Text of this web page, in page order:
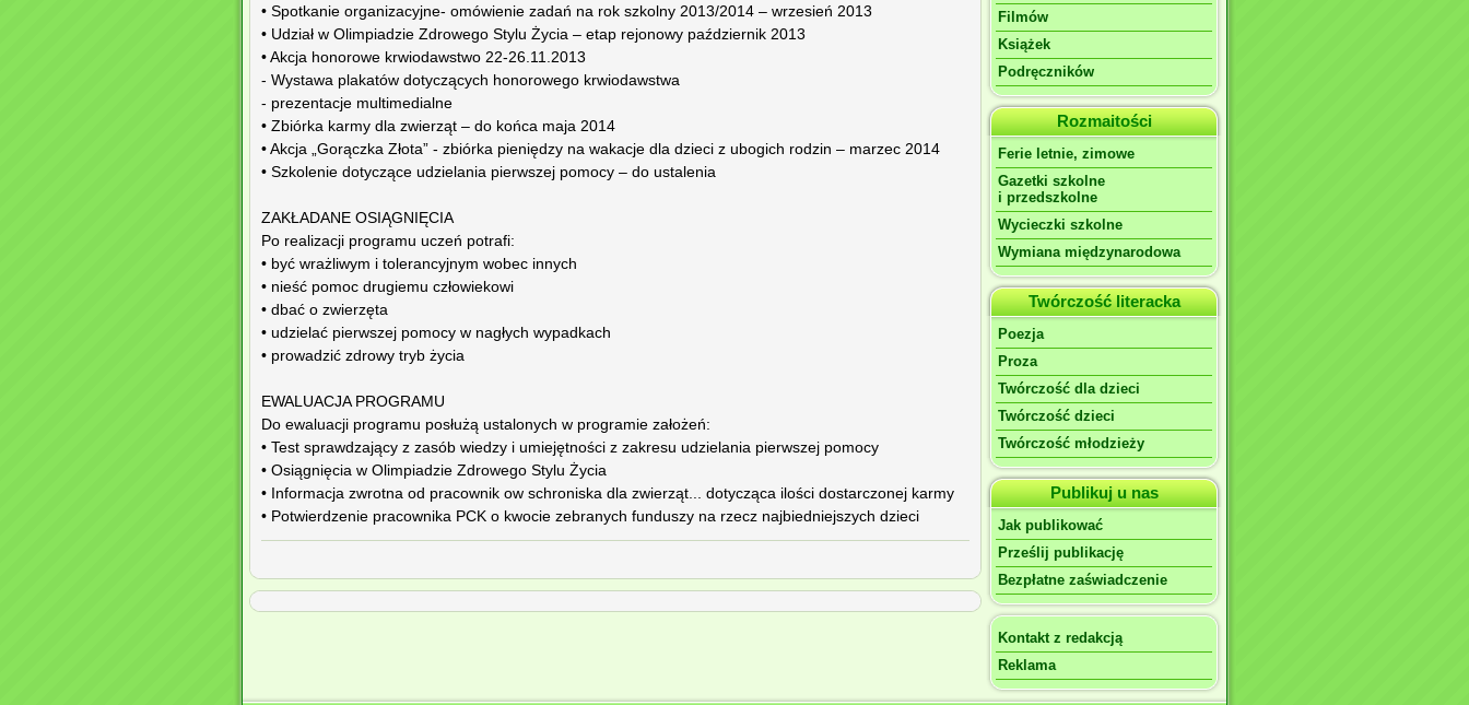
• Spotkanie organizacyjne- omówienie zadań na rok szkolny 2013/2014 – wrzesień 2013
• Udział w Olimpiadzie Zdrowego Stylu Życia – etap rejonowy październik 2013
• Akcja honorowe krwiodawstwo 22-26.11.2013
- Wystawa plakatów dotyczących honorowego krwiodawstwa
- prezentacje multimedialne
• Zbiórka karmy dla zwierząt – do końca maja 2014
• Akcja „Gorączka Złota” - zbiórka pieniędzy na wakacje dla dzieci z ubogich rodzin – marzec 2014
• Szkolenie dotyczące udzielania pierwszej pomocy – do ustalenia
ZAKŁADANE OSIĄGNIĘCIA
Po realizacji programu uczeń potrafi:
• być wrażliwym i tolerancyjnym wobec innych
• nieść pomoc drugiemu człowiekowi
• dbać o zwierzęta
• udzielać pierwszej pomocy w nagłych wypadkach
• prowadzić zdrowy tryb życia
EWALUACJA PROGRAMU
Do ewaluacji programu posłużą ustalonych w programie założeń:
• Test sprawdzający z zasób wiedzy i umiejętności z zakresu udzielania pierwszej pomocy
• Osiągnięcia w Olimpiadzie Zdrowego Stylu Życia
• Informacja zwrotna od pracownik ow schroniska dla zwierząt... dotycząca ilości dostarczonej karmy
• Potwierdzenie pracownika PCK o kwocie zebranych funduszy na rzecz najbiedniejszych dzieci
Filmów
Książek
Podręczników
Rozmaitości
Ferie letnie, zimowe
Gazetki szkolne
i przedszkolne
Wycieczki szkolne
Wymiana międzynarodowa
Twórczość literacka
Poezja
Proza
Twórczość dla dzieci
Twórczość dzieci
Twórczość młodzieży
Publikuj u nas
Jak publikować
Prześlij publikację
Bezpłatne zaświadczenie
Kontakt z redakcją
Reklama